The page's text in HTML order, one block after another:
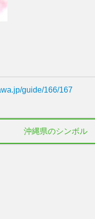
guide/166/167
沖縄県のシンボル